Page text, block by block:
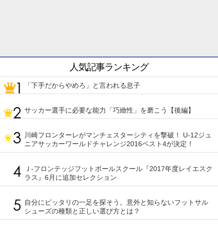
人気記事ランキング
「下手だからやめろ」と言われる息子
サッカー選手に必要な能力「巧緻性」を磨こう【後編】
川崎フロンターレがマンチェスターシティを撃破！ U-12ジュ
ニアサッカーワールドチャレンジ2016ベスト4が決定！
Ｊ-フロンテッジフットボールスクール『2017年度レイエスク
ラス』6月に追加セレクション
自分にピッタリの一足を探そう。意外と知らないフットサル
シューズの種類と正しい選び方とは？